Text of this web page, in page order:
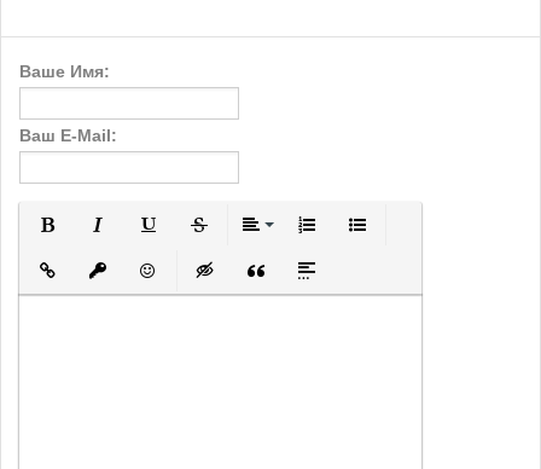
Ваше Имя:
Ваш E-Mail:
Подчеркнутый
Вставить ссылку
Вставить защищенную ссылку
Вставить смайлик
Вставка скрытого текста
Вставка цитаты
Вставка спойлера